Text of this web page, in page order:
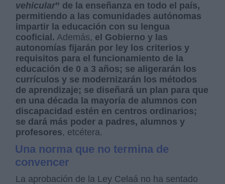
vehicular” de la enseñanza en todo el país,
permitiendo a las comunidades autónomas
impartir la educación con su lengua
cooficial. Además, el Gobierno y las
autonomías fijarán por ley los criterios y
requisitos para el funcionamiento de la
educación de 0 a 3 años; se aligerarán los
currículos y se modernizarán los métodos
de aprendizaje; se diseñará un plan para que
en una década la mayoría de alumnos con
discapacidad estén en centros ordinarios;
se dará más poder a padres, alumnos y
profesores, etcétera.
Una norma que no termina de
convencer
La aprobación de la Ley Celaá no ha sentado